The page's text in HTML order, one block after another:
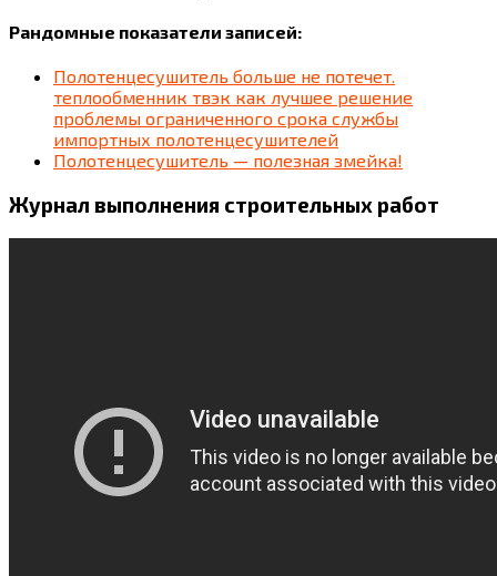
Рандомные показатели записей:
Полотенцесушитель больше не потечет.
теплообменник твэк как лучшее решение
проблемы ограниченного срока службы
импортных полотенцесушителей
Полотенцесушитель — полезная змейка!
Журнал выполнения строительных работ